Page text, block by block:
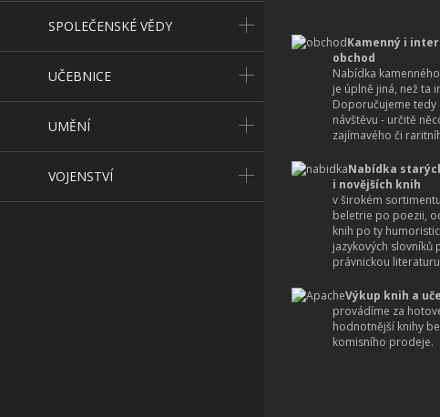
SPOLEČENSKÉ VĚDY
UČEBNICE
UMĚNÍ
VOJENSTVÍ
Kamenný i
obchod
Nabídka
je úplně jiná, než ta
Doporučujeme
návštěvu - určitě
zajímavého či
Nabídka
i novějších knih
v širokém
beletrie po poezii,
knih po ty
jazykových slovníků
právnickou
Výkup knih a
provádíme za
hodnotnější knihy
komisního prodeje.